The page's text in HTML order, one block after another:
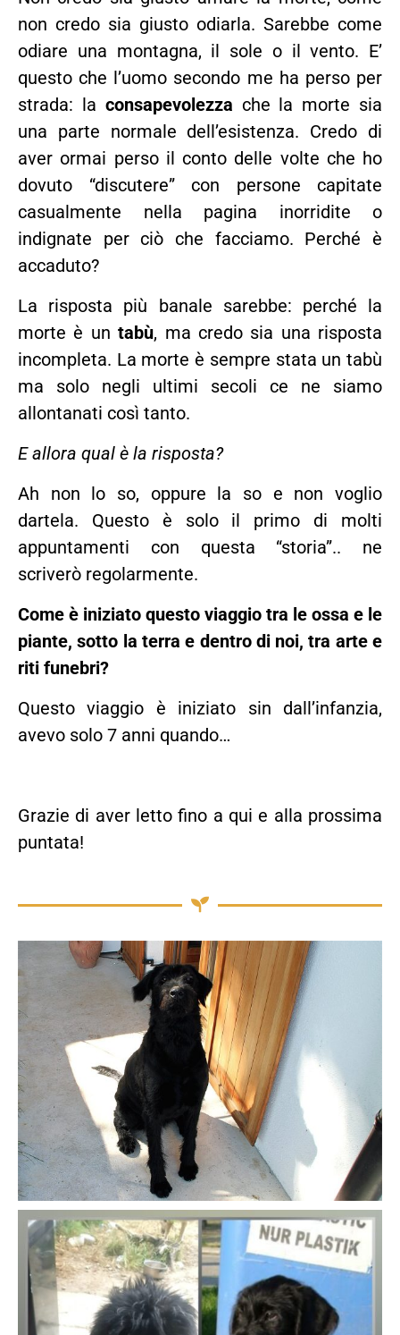
non credo sia giusto odiarla. Sarebbe come
odiare una montagna, il sole o il vento. E’
questo che l’uomo secondo me ha perso per
strada: la consapevolezza che la morte sia
una parte normale dell’esistenza. Credo di
aver ormai perso il conto delle volte che ho
dovuto “discutere” con persone capitate
casualmente nella pagina inorridite o
indignate per ciò che facciamo. Perché è
accaduto?
La risposta più banale sarebbe: perché la
morte è untabù, ma credo sia una risposta
incompleta. La morte è sempre stata un tabù
ma solo negli ultimi secoli ce ne siamo
allontanati così tanto.
E allora qual è la risposta?
Ah non lo so, oppure la so e non voglio
dartela. Questo è solo il primo di molti
appuntamenti con questa “storia”.. ne
scriverò regolarmente.
Come è iniziato questo viaggio tra le ossa e le
piante, sotto la terra e dentro di noi, tra arte e
riti funebri?
Questo viaggio è iniziato sin dall’infanzia,
avevo solo 7 anni quando…
Grazie di aver letto fino a qui e alla prossima
puntata!